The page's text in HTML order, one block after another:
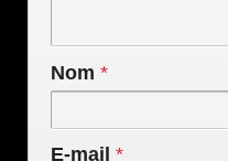
Nom *
E-mail *